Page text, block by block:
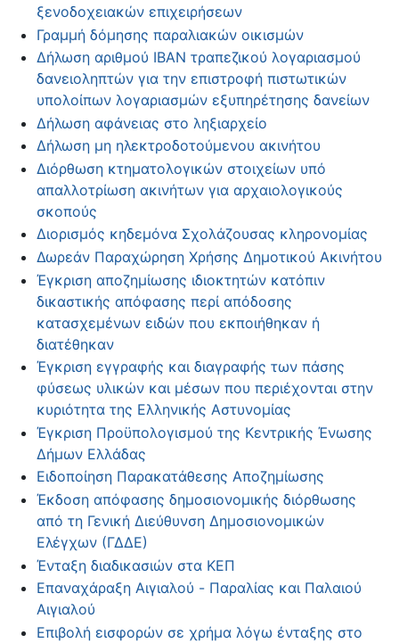
ξενοδοχειακών επιχειρήσεων
Γραμμή δόμησης παραλιακών οικισμών
Δήλωση αριθμού ΙΒΑΝ τραπεζικού λογαριασμού
δανειοληπτών για την επιστροφή πιστωτικών
υπολοίπων λογαριασμών εξυπηρέτησης δανείων
Δήλωση αφάνειας στο ληξιαρχείο
Δήλωση μη ηλεκτροδοτούμενου ακινήτου
Διόρθωση κτηματολογικών στοιχείων υπό
απαλλοτρίωση ακινήτων για αρχαιολογικούς
σκοπούς
Διορισμός κηδεμόνα Σχολάζουσας κληρονομίας
Δωρεάν Παραχώρηση Χρήσης Δημοτικού Ακινήτου
Έγκριση αποζημίωσης ιδιοκτητών κατόπιν
δικαστικής απόφασης περί απόδοσης
κατασχεμένων ειδών που εκποιήθηκαν ή
διατέθηκαν
Έγκριση εγγραφής και διαγραφής των πάσης
φύσεως υλικών και μέσων που περιέχονται στην
κυριότητα της Ελληνικής Αστυνομίας
Έγκριση Προϋπολογισμού της Κεντρικής Ένωσης
Δήμων Ελλάδας
Ειδοποίηση Παρακατάθεσης Αποζημίωσης
Έκδοση απόφασης δημοσιονομικής διόρθωσης
από τη Γενική Διεύθυνση Δημοσιονομικών
Ελέγχων (ΓΔΔΕ)
Ένταξη διαδικασιών στα ΚΕΠ
Επαναχάραξη Αιγιαλού - Παραλίας και Παλαιού
Αιγιαλού
Επιβολή εισφορών σε χρήμα λόγω ένταξης στο